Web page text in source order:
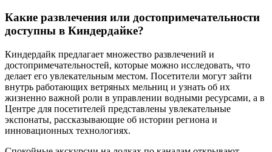
Какие развлечения или достопримечательности
доступны в Киндердайке?
Киндердайк предлагает множество развлечений и
достопримечательностей, которые можно исследовать, что
делает его увлекательным местом. Посетители могут зайти
внутрь работающих ветряных мельниц и узнать об их
жизненно важной роли в управлении водными ресурсами, а в
Центре для посетителей представлены увлекательные
экспонаты, рассказывающие об истории региона и
инновационных технологиях.